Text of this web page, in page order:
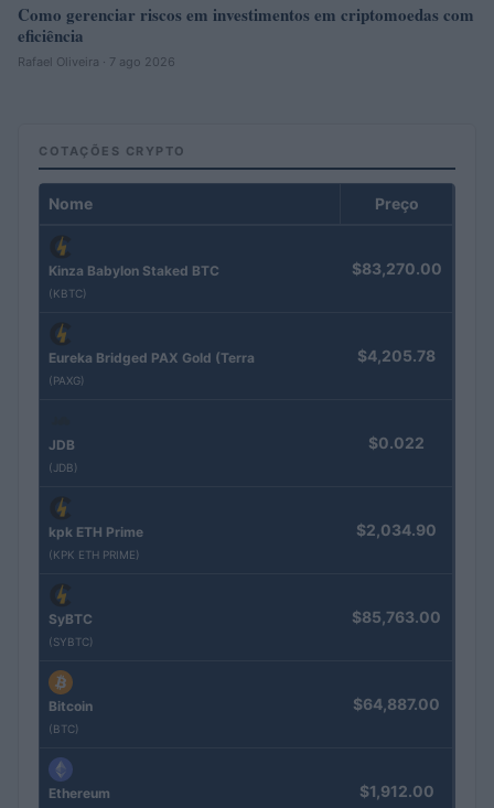
Como gerenciar riscos em investimentos em criptomoedas com
eficiência
Rafael Oliveira · 7 ago 2026
COTAÇÕES CRYPTO
Nome Preço
Kinza Babylon Staked BTC
(KBTC)
$83,270.00
Eureka Bridged PAX Gold (Terra
(PAXG)
$4,205.78
JDB
(JDB)
$0.022
kpk ETH Prime
(KPK ETH PRIME)
$2,034.90
SyBTC
(SYBTC)
$85,763.00
Bitcoin
(BTC)
$64,887.00
Ethereum $1,912.00